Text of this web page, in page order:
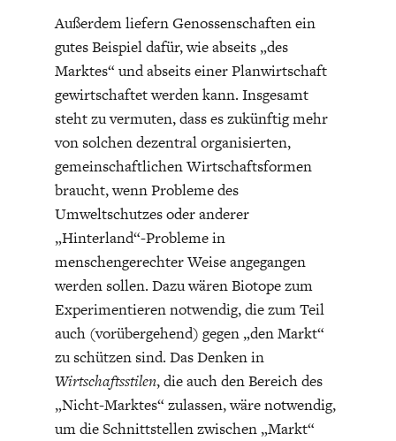
Außerdem liefern Genossenschaften ein
gutes Beispiel dafür, wie abseits „des
Marktes“ und abseits einer Planwirtschaft
gewirtschaftet werden kann. Insgesamt
steht zu vermuten, dass es zukünftig mehr
von solchen dezentral organisierten,
gemeinschaftlichen Wirtschaftsformen
braucht, wenn Probleme des
Umweltschutzes oder anderer
„Hinterland“-Probleme in
menschengerechter Weise angegangen
werden sollen. Dazu wären Biotope zum
Experimentieren notwendig, die zum Teil
auch (vorübergehend) gegen „den Markt“
zu schützen sind. Das Denken in
Wirtschaftsstilen, die auch den Bereich des
„Nicht-Marktes“ zulassen, wäre notwendig,
um die Schnittstellen zwischen „Markt“